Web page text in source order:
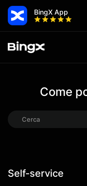
BingX App
Come
Self-service